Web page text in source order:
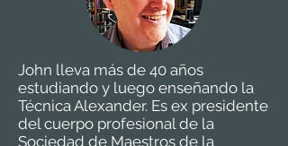
John lleva más de 40 años
estudiando y luego enseñando la
Técnica Alexander. Es ex presidente
del cuerpo profesional de la
Sociedad de Maestros de la